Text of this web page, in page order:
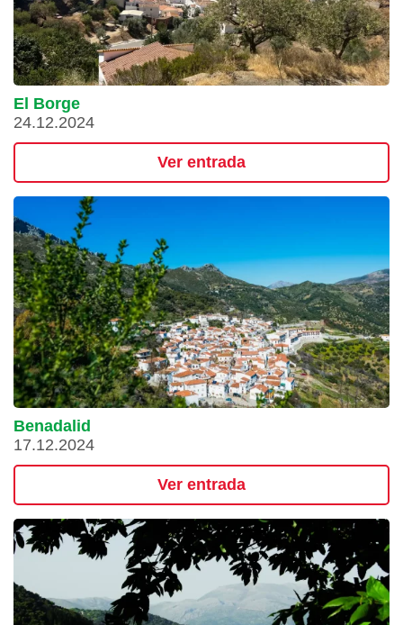
El Borge
24.12.2024
Ver entrada
Benadalid
17.12.2024
Ver entrada